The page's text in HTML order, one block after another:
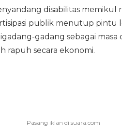
disabilitas memikul
publik menutup pintu
gadang sebagai
rapuh secara ekonomi.